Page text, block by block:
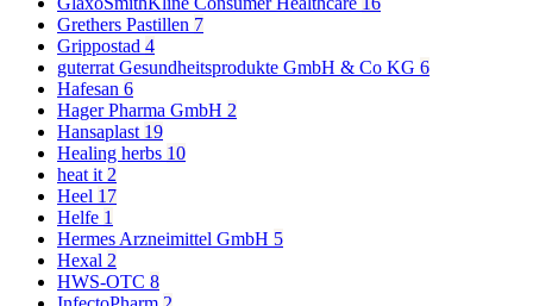
Grethers Pastillen 7
Grippostad 4
guterrat Gesundheitsprodukte GmbH & Co KG 6
Hafesan 6
Hager Pharma GmbH 2
Hansaplast 19
Healing herbs 10
heat it2
Heel 17
Helfe 1
Hermes Arzneimittel GmbH 5
Hexal 2
HWS-OTC 8